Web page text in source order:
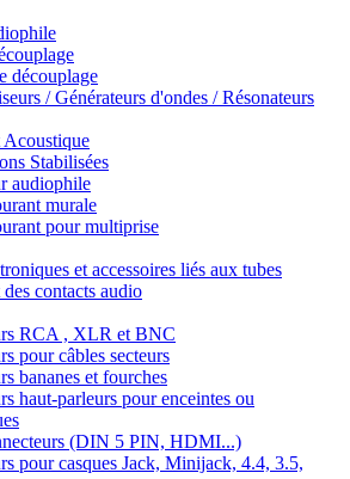
découplage
/ Générateurs d'ondes / Résonateurs
Acoustique
Stabilisées
audiophile
murale
pour multiprise
et accessoires liés aux tubes
contacts audio
RCA , XLR et BNC
pour câbles secteurs
bananes et fourches
haut-parleurs pour enceintes ou
(DIN 5 PIN, HDMI...)
pour casques Jack, Minijack, 4.4, 3.5,